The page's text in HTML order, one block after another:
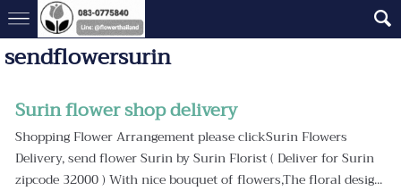
sendflowersurin
Surin flower shop delivery
Shopping Flower Arrangement please clickSurin Flowers
Delivery, send flower Surin by Surin Florist ( Deliver for Surin
zipcode 32000 ) With nice bouquet of flowers,The floral desig...